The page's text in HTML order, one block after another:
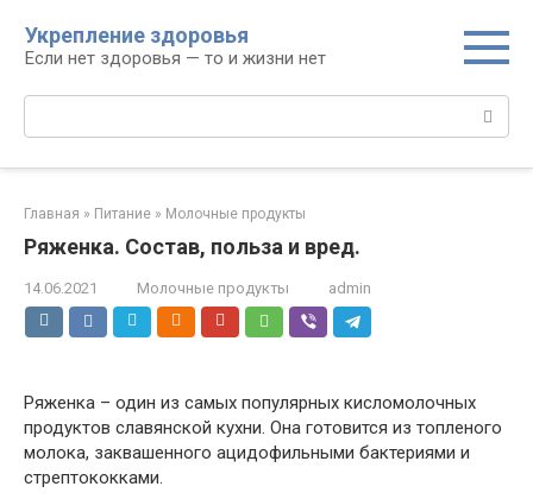
контенту
Укрепление здоровья
Если нет здоровья — то и жизни нет
Поиск:
Главная » Питание » Молочные продукты
Ряженка. Состав, польза и вред.
14.06.2021 Молочные продукты admin
Ряженка – один из самых популярных кисломолочных
продуктов славянской кухни. Она готовится из топленого
молока, заквашенного ацидофильными бактериями и
стрептококками.